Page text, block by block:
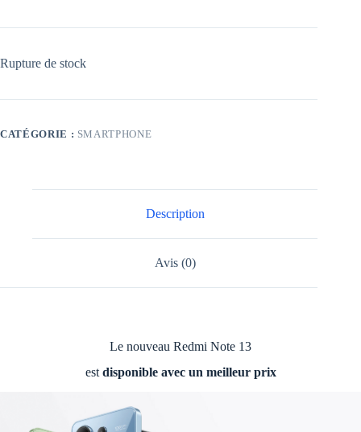
Rupture de stock
CATÉGORIE : SMARTPHONE
Description
Avis (0)
Le nouveau Redmi Note 13
est disponible avec un meilleur prix